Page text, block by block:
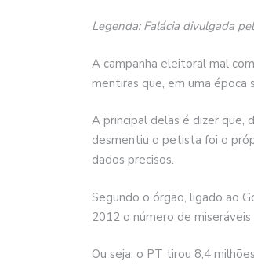
Legenda: Falácia divulgada
A campanha eleitoral mal
mentiras que, em uma época
A principal delas é dizer que,
desmentiu o petista foi o
dados precisos.
Segundo o órgão, ligado ao
2012 o número de
Ou seja, o PT tirou 8,4